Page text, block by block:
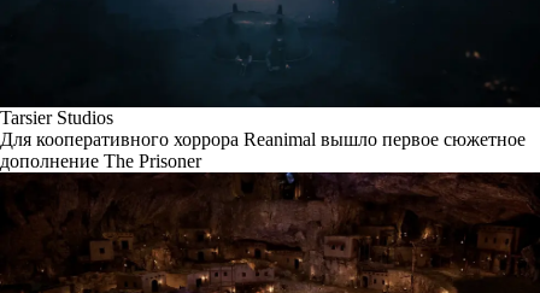
Tarsier Studios
Для кооперативного хоррора Reanimal вышло первое сюжетное
дополнение The Prisoner